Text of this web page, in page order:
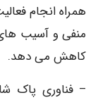
همراه انجام
منفی و آسیب
کاهش می دهد.
– فناوری پاک